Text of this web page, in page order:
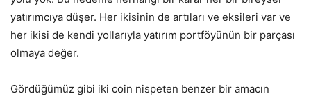
yatırımcıya düşer. Her ikisinin de artıları ve eksileri var ve
her ikisi de kendi yollarıyla yatırım portföyünün bir parçası
olmaya değer.
Gördüğümüz gibi iki coin nispeten benzer bir amacın